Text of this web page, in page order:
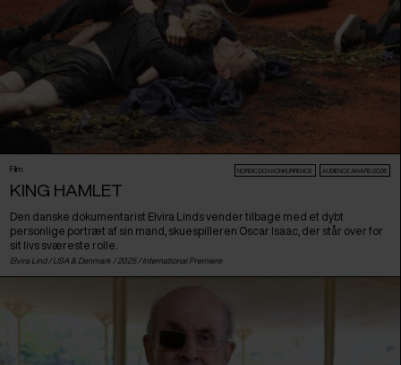
Film NORDIC:DOX KONKURRENCE AUDIENCE AWARD 2026
KING HAMLET
Den danske dokumentarist Elvira Linds vender tilbage med et dybt
personlige portræt af sin mand, skuespilleren Oscar Isaac, der står over for
sit livs sværeste rolle.
Elvira Lind / USA & Danmark / 2025 / International Premiere